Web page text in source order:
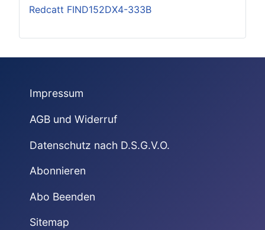
Redcatt FIND152DX4-333B
Impressum
AGB und Widerruf
Datenschutz nach D.S.G.V.O.
Abonnieren
Abo Beenden
Sitemap